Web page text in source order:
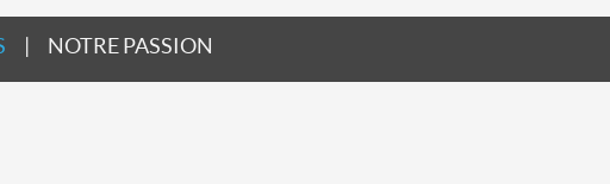
NOTRE PASSION